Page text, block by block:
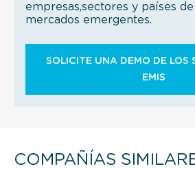
empresas,sectores y países de
mercados emergentes.
SOLICITE UNA DEMO DE LOS
EMIS
COMPAÑÍAS